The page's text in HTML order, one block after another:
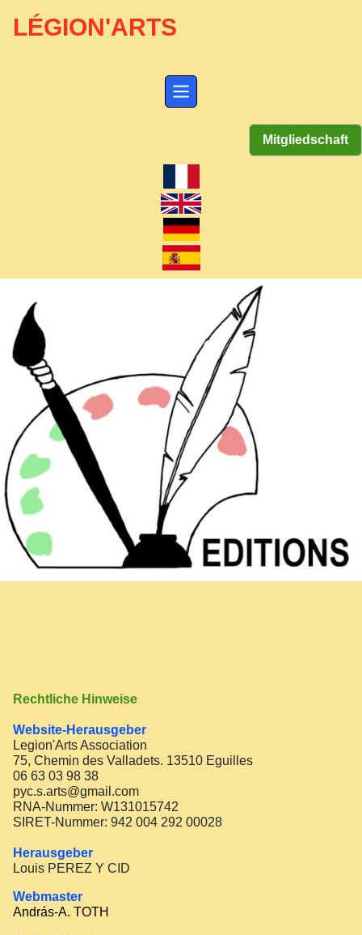
LÉGION'ARTS
Mitgliedschaft
Rechtliche Hinweise
Website-Herausgeber
Legion'Arts Association
75, Chemin des Valladets. 13510 Eguilles
06 63 03 98 38
pyc.s.arts@gmail.com
RNA-Nummer: W131015742
SIRET-Nummer: 942 004 292 00028
Herausgeber
Louis PEREZ Y CID
Webmaster
András-A. TOTH